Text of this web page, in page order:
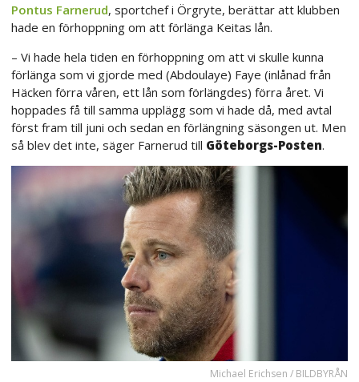
Pontus Farnerud, sportchef i Örgryte, berättar att klubben
hade en förhoppning om att förlänga Keitas lån.
– Vi hade hela tiden en förhoppning om att vi skulle kunna
förlänga som vi gjorde med (Abdoulaye) Faye (inlånad från
Häcken förra våren, ett lån som förlängdes) förra året. Vi
hoppades få till samma upplägg som vi hade då, med avtal
först fram till juni och sedan en förlängning säsongen ut. Men
så blev det inte, säger Farnerud till Göteborgs-Posten.
Michael Erichsen / BILDBYRÅN